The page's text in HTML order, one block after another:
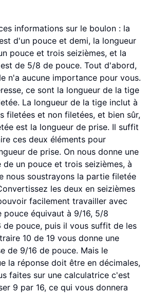
informations sur le boulon : la
d'un pouce et demi, la longueur
pouce et trois seizièmes, et la
de 5/8 de pouce. Tout d'abord,
n'a aucune importance pour vous.
ce sont la longueur de la tige
La longueur de la tige inclut à
filetées et non filetées, et bien sûr,
est la longueur de prise. Il suffit
ces deux éléments pour
de prise. On nous donne une
de un pouce et trois seizièmes, à
nous soustrayons la partie filetée
les deux en seizièmes
facilement travailler avec
pouce équivaut à 9/16, 5/8
de pouce, puis il vous suffit de les
10 de 19 vous donne une
de 9/16 de pouce. Mais le
la réponse doit être en décimales,
faites sur une calculatrice c'est
9 par 16, ce qui vous donnera